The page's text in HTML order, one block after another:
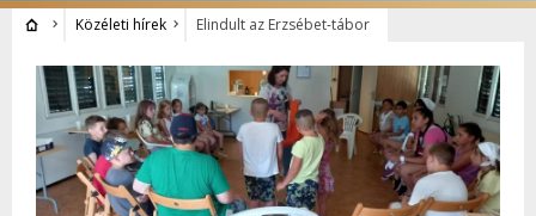
Közéleti hírek Elindult az Erzsébet-tábor